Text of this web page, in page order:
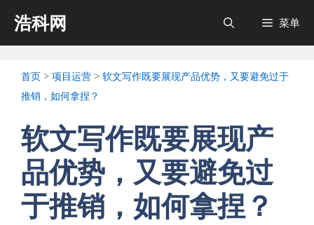
浩科网 菜单
首页 > 项目运营 > 软文写作既要展现产品优势，又要避免过于
推销，如何拿捏？
软文写作既要展现产
品优势，又要避免过
于推销，如何拿捏？